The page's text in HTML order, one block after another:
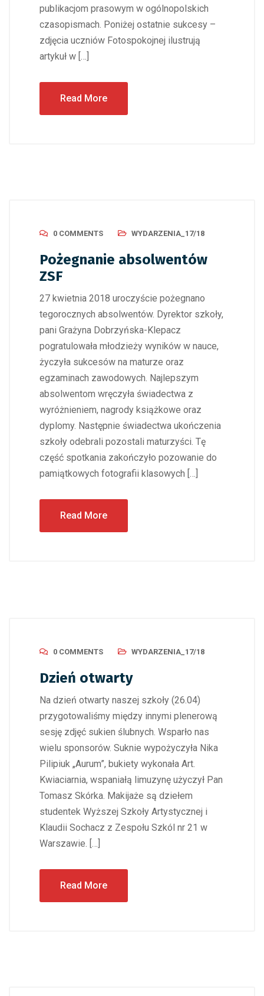
publikacjom prasowym w ogólnopolskich
czasopismach. Poniżej ostatnie sukcesy –
zdjęcia uczniów Fotospokojnej ilustrują
artykuł w […]
Read More
0 COMMENTS WYDARZENIA_17/18
Pożegnanie absolwentów
ZSF
27 kwietnia 2018 uroczyście pożegnano
tegorocznych absolwentów. Dyrektor szkoły,
pani Grażyna Dobrzyńska-Klepacz
pogratulowała młodzieży wyników w nauce,
życzyła sukcesów na maturze oraz
egzaminach zawodowych. Najlepszym
absolwentom wręczyła świadectwa z
wyróżnieniem, nagrody książkowe oraz
dyplomy. Następnie świadectwa ukończenia
szkoły odebrali pozostali maturzyści. Tę
część spotkania zakończyło pozowanie do
pamiątkowych fotografii klasowych […]
Read More
0 COMMENTS WYDARZENIA_17/18
Dzień otwarty
Na dzień otwarty naszej szkoły (26.04)
przygotowaliśmy między innymi plenerową
sesję zdjęć sukien ślubnych. Wsparło nas
wielu sponsorów. Suknie wypożyczyła Nika
Pilipiuk „Aurum”, bukiety wykonała Art.
Kwiaciarnia, wspaniałą limuzynę użyczył Pan
Tomasz Skórka. Makijaże są dziełem
studentek Wyższej Szkoły Artystycznej i
Klaudii Sochacz z Zespołu Szkól nr 21 w
Warszawie. […]
Read More